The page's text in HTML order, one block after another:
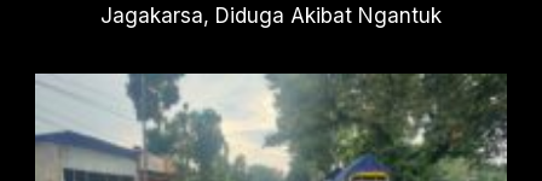
Jagakarsa, Diduga Akibat Ngantuk